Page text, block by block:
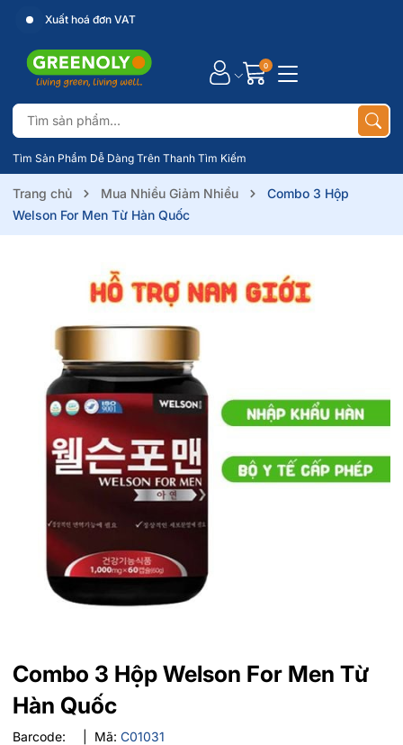
Xuất hoá đơn VAT
Tìm Sản Phẩm Dễ Dàng Trên Thanh Tìm Kiếm
0
Trang chủ Mua Nhiều Giảm Nhiều
Combo 3 Hộp
Welson For Men Từ Hàn Quốc
Combo 3 Hộp Welson For Men Từ
Hàn Quốc
Barcode: Mã: C01031